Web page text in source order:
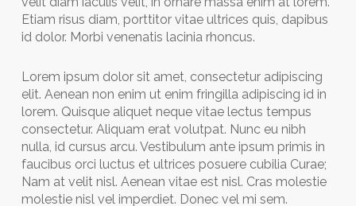
Etiam risus diam, porttitor vitae ultrices quis, dapibus
id dolor. Morbi venenatis lacinia rhoncus.
Lorem ipsum dolor sit amet, consectetur adipiscing
elit. Aenean non enim ut enim fringilla adipiscing id in
lorem. Quisque aliquet neque vitae lectus tempus
consectetur. Aliquam erat volutpat. Nunc eu nibh
nulla, id cursus arcu. Vestibulum ante ipsum primis in
faucibus orci luctus et ultrices posuere cubilia Curae;
Nam at velit nisl. Aenean vitae est nisl. Cras molestie
molestie nisl vel imperdiet. Donec vel mi sem.